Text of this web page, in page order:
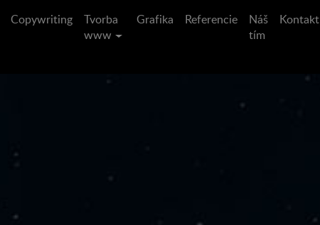
Copywriting
Tvorba
www
Grafika Referencie
Náš
tím
Kontakt